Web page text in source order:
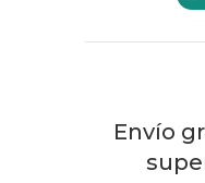
Envío